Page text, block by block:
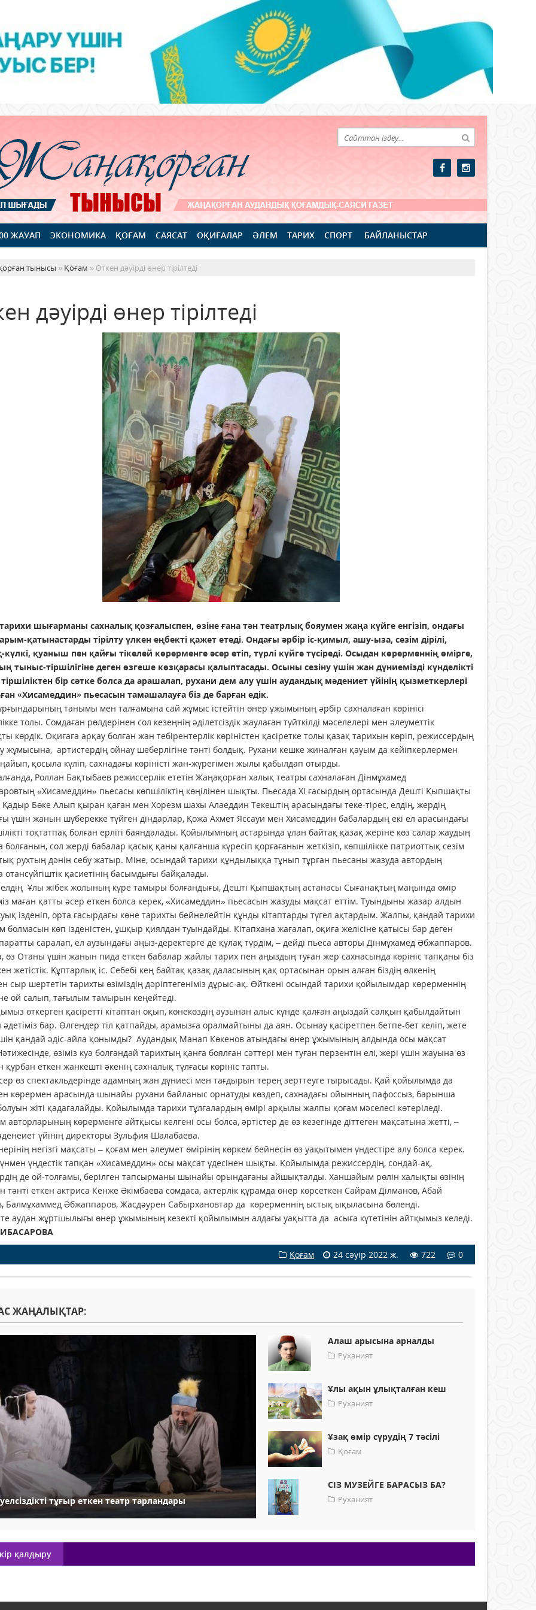
ЖАУАП ЭКОНОМИКА ҚОҒАМ САЯСАТ ОҚИҒАЛАР ӘЛЕМ ТАРИХ СПОРТ БАЙЛАНЫСТАР
тынысы » Қоғам » Өткен дәуірді өнер тірілтеді
дәуірді өнер тірілтеді
шығарманы сахналық қозғалыспен, өзіне ғана тән театрлық бояумен жаңа күйге енгізіп, ондағы
қатынастарды тірілту үлкен еңбекті қажет етеді. Ондағы әрбір іс-қимыл, ашу-ыза, сезім дірілі,
қуаныш пен қайғы тікелей көрерменге әсер етіп, түрлі күйге түсіреді. Осыдан көрерменнің өмірге,
тыныс-тіршілігіне деген өзгеше көзқарасы қалыптасады. Осыны сезіну үшін жан дүниемізді күнделікті
бір сәтке болса да арашалап, рухани дем алу үшін аудандық мәдениет үйінің қызметкерлері
«Хисамеддин» пьесасын тамашалауға біз де барған едік.
танымы мен талғамына сай жұмыс істейтін өнер ұжымының әрбір сахналаған көрінісі
толы. Сомдаған рөлдерінен сол кезеңнің әділетсіздік жаулаған түйткілді мәселелері мен әлеуметтік
көрдік. Оқиғаға арқау болған жан тебірентерлік көріністен қасіретке толы қазақ тарихын көріп, режиссердың
жұмысына, артистердің ойнау шеберлігіне тәнті болдық. Рухани кешке жи­налған қауым да кейіпкерлермен
қосыла күліп, сахнадағы көріністі жан-жүрегі­мен жылы қабылдап отырды.
Роллан Бақтыбаев режиссерлік ететін Жаңақорған халық театры сахналаған Дін­мұхамед
«Хиса­меддин» пьесасы көп­шіліктің көңі­лінен шықты. Пьесада ХІ ғасырдың ортасында Дешті Қыпшақты
Қадыр Бөке Алып қыран қаған мен Хорезм шахы Алаеддин Текештің арасындағы теке-тірес, елдің, жердің
үшін жанын шүберекке түйген діндарлар, Қожа Ахмет Яссауи мен Хисамеддин бабалардың екі ел арасындағы
тоқ­татпақ болған ерлігі баяндала­ды. Қойылымның астарында ұлан байтақ қазақ жеріне көз салар жаудың
болғанын, сол жерді бабалар қасық қаны қалғанша күресіп қорғағанын жеткізіп, көпшілікке патриоттық сезім
рухтың дәнін себу жатыр. Міне, осындай тарихи құндылыққа тұнып тұрған пьесаны жазуда автордың
қасиетінің басымдығы байқалады.
елдің Ұлы жібек жолы­ның күре тамыры болғандығы, Дешті Қыпшақтың астанасы Сығанақтың маңында өмір
маған қатты әсер еткен болса керек, «Хисамеддин» пьесасын жазуды мақсат еттім. Туындыны жазар алдын
ізденіп, орта ғасырдағы көне тарихты бейнелейтін құнды кітаптарды түгел ақтардым. Жалпы, қандай тарихи
болмасын көп ізденістен, ұшқыр қиялдан туындайды. Кітапхана жағалап, оқиға желісіне қатысы бар деген
саралап, ел аузындағы аңыз-деректерге де құлақ түрдім, – дейді пьеса авторы Дінмұхамед Әбжаппаров.
өз Отаны үшін жанын пида еткен бабалар жайлы тарих пен аңыздың туған жер сахнасында көрініс тапқаны біз
жетістік. Құптарлық іс. Себебі кең байтақ қазақ даласының қақ ортасынан орын алған біздің өлкенің
сыр шертетін тарихты өзіміздің дәріптегеніміз дұрыс-ақ. Өйткені осындай тарихи қойылымдар көрерменнің
ой салып, тағылым тамырын кеңейтеді.
өткерген қасіретті кітаптан оқып, көнекөздің аузынан алыс күнде қалған аңыздай салқын қабылдайтын
әдетіміз бар. Өлгендер тіл қатпайды, арамызға оралмайтыны да аян. Осынау қасіретпен бетпе-бет келіп, жете
қандай әдіс-айла қонымды? Аудандық Манап Көкенов атындағы өнер ұжымының алдында осы мақсат
өзіміз куә болғандай тарихтың қанға боялған сәттері мен туған перзентін елі, жері үшін жауына өз
құрбан еткен жанкешті әкенің сахналық тұлғасы көрініс тапты.
өз спектакльдерінде адамның жан дүниесі мен тағдырын терең зерттеуге тырысады. Қай қойылымда да
көрермен арасында шынайы рухани байланыс орнатуды көздеп, сахнадағы ойынның пафоссыз, барынша
жіті қадағалайды. Қойылымда тарихи тұлғалардың өмірі арқылы жалпы қоғам мәселесі көтеріледі.
авторларының көрерменге айтқысы келгені осы болса, әртістер де өз кезегінде діттеген мақсатына жетті, –
үйінің директоры Зульфия Шалабаева.
негізгі мақсаты – қоғам мен әлеумет өмірінің көркем бейнесін өз уақытымен үндестіре алу болса керек.
күнмен үңдестік тапқан «Хисамеддин» осы мақсат үдесінен шықты. Қойылымда режиссердің, сондай-ақ,
де ой-толғамы, берілген тапсырманы шынайы орындағаны айшықталды. Ханшайым рөлін халықты өзінің
тәнті еткен актриса Кенже Әкімбаева сомдаса, актерлік құрамда өнер көрсеткен Сайрам Ділманов, Абай
Балмұхаммед Әбжаппаров, Жасдәурен Сабырхановтар да көрерменнің ыстық ықыласына бөленді.
аудан жұртшылығы өнер ұжы­мының кезекті қойылымын алдағы уақытта да асыға күтетінін айтқымыз келеді.
Қоғам
24 сәуір 2022 ж. 722 0
ЖАҢАЛЫҚТАР:
тұғыр еткен театр тарландары
Алаш арысына арналды
Руханият
Ұлы ақын ұлықталған кеш
Руханият
Ұзақ өмір сүрудің 7 тәсілі
Қоғам
СІЗ МУЗЕЙГЕ БАРАСЫЗ БА?
Руханият
қалдыру